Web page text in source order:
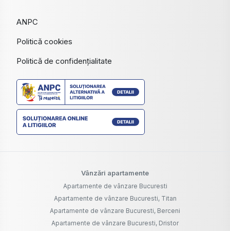
ANPC
Politică cookies
Politică de confidențialitate
Vânzări apartamente
Apartamente de vânzare Bucuresti
Apartamente de vânzare Bucuresti, Titan
Apartamente de vânzare Bucuresti, Berceni
Apartamente de vânzare Bucuresti, Dristor